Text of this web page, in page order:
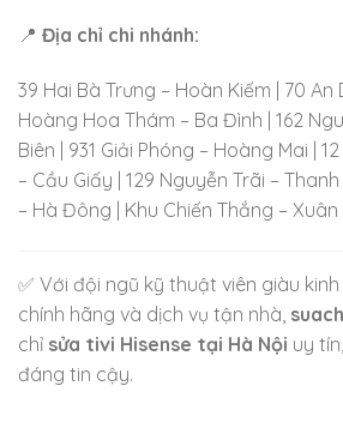
📍 Địa chỉ chi nhánh:
39 Hai Bà Trưng – Hoàn Kiếm | 70 An
Hoàng Hoa Thám – Ba Đình | 162
Biên | 931 Giải Phóng – Hoàng Mai |
– Cầu Giấy | 129 Nguyễn Trãi –
– Hà Đông | Khu Chiến Thắng –
✅ Với đội ngũ kỹ thuật viên giàu kinh
chính hãng và dịch vụ tận nhà,
chỉ sửa tivi Hisense tại Hà Nội uy
đáng tin cậy.